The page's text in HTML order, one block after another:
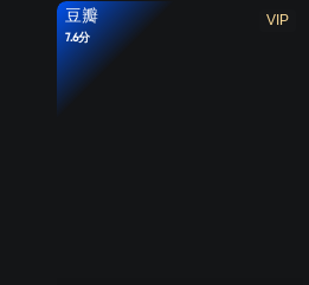
VIP
豆瓣
7.6分